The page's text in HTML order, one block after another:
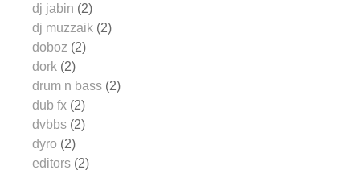
dj jabin (2)
dj muzzaik (2)
doboz (2)
dork (2)
drum n bass (2)
dub fx (2)
dvbbs (2)
dyro (2)
editors (2)